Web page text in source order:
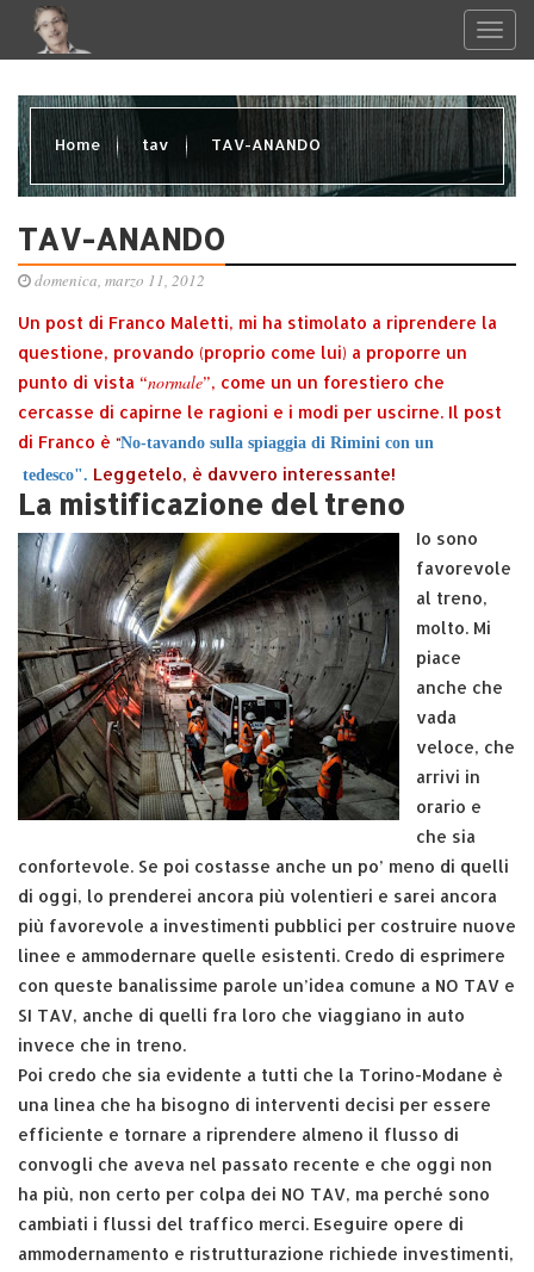
Home tav TAV-ANANDO
TAV-ANANDO
domenica, marzo 11, 2012
Un post di Franco Maletti, mi ha stimolato a riprendere la
questione, provando (proprio come lui) a proporre un
punto di vista “normale”, come un un forestiero che
cercasse di capirne le ragioni e i modi per uscirne. Il post
di Franco è "No-tavando sulla spiaggia di Rimini con un
tedesco". Leggetelo, è davvero interessante!
La mistificazione del treno
Io sono
favorevole
al treno,
molto. Mi
piace
anche che
vada
veloce, che
arrivi in
orario e
che sia
confortevole. Se poi costasse anche un po’ meno di quelli
di oggi, lo prenderei ancora più volentieri e sarei ancora
più favorevole a investimenti pubblici per costruire nuove
linee e ammodernare quelle esistenti. Credo di esprimere
con queste banalissime parole un’idea comune a NO TAV e
SI TAV, anche di quelli fra loro che viaggiano in auto
invece che in treno.
Poi credo che sia evidente a tutti che la Torino-Modane è
una linea che ha bisogno di interventi decisi per essere
efficiente e tornare a riprendere almeno il flusso di
convogli che aveva nel passato recente e che oggi non
ha più, non certo per colpa dei NO TAV, ma perché sono
cambiati i flussi del traffico merci. Eseguire opere di
ammodernamento e ristrutturazione richiede investimenti,